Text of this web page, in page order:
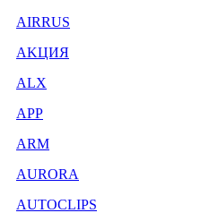
AIRRUS
AKЦИЯ
ALX
APP
ARM
AURORA
AUTOCLIPS